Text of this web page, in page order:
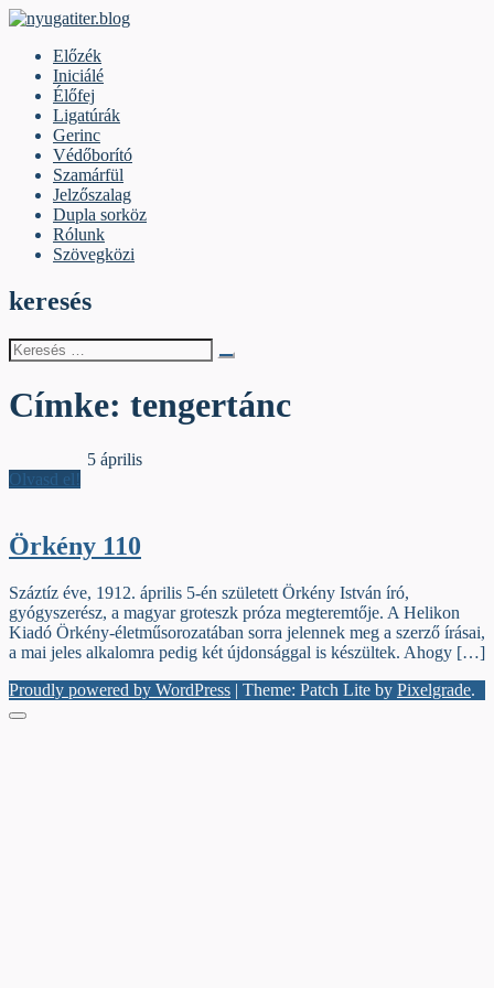
Skip
contentElőzék
Iniciálé
Élőfej
Ligatúrák
Gerinc
Védőborító
Szamárfül
Jelzőszalag
Dupla sorköz
Rólunk
Szövegközi
keresés
Keresés
erre:
Címke: tengertánc
5 április
Olvasd el!
Örkény 110
Száztíz éve, 1912. április 5-én született Örkény István író,
gyógyszerész, a magyar groteszk próza megteremtője. A Helikon
Kiadó Örkény-életműsorozatában sorra jelennek meg a szerző írásai,
a mai jeles alkalomra pedig két újdonsággal is készültek. Ahogy […]
Proudly powered by WordPress | Theme: Patch Lite by Pixelgrade.
Menu